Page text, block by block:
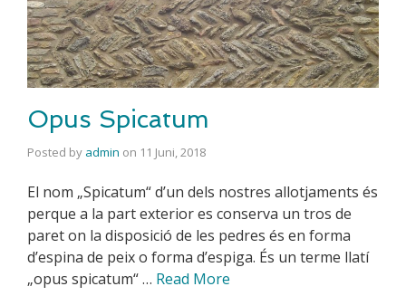
Opus Spicatum
Posted by admin on 11 Juni, 2018
El nom „Spicatum“ d’un dels nostres allotjaments és
perque a la part exterior es conserva un tros de
paret on la disposició de les pedres és en forma
d’espina de peix o forma d’espiga. És un terme llatí
„opus spicatum“ … Read More